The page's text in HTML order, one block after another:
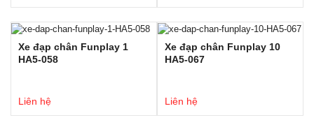
Xe đạp chân Funplay 1
HA5-058
Liên hệ
Xe đạp chân Funplay 10
HA5-067
Liên hệ